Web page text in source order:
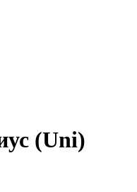
(Uni)